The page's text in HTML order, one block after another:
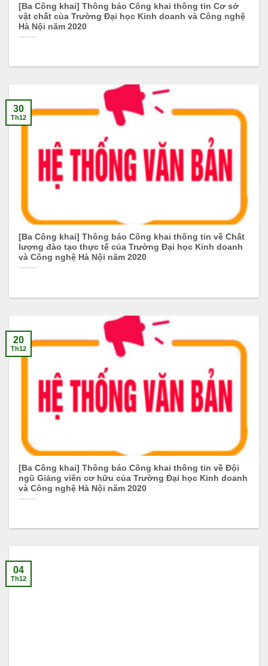
[Ba Công khai] Thông báo Công khai thông tin Cơ sở
vật chất của Trường Đại học Kinh doanh và Công nghệ
Hà Nội năm 2020
[Ba Công khai] Thông báo Công khai thông tin về Chất
lượng đào tạo thực tế của Trường Đại học Kinh doanh
và Công nghệ Hà Nội năm 2020
30
Th12
[Ba Công khai] Thông báo Công khai thông tin về Đội
ngũ Giảng viên cơ hữu của Trường Đại học Kinh doanh
và Công nghệ Hà Nội năm 2020
20
Th12
04
Th12